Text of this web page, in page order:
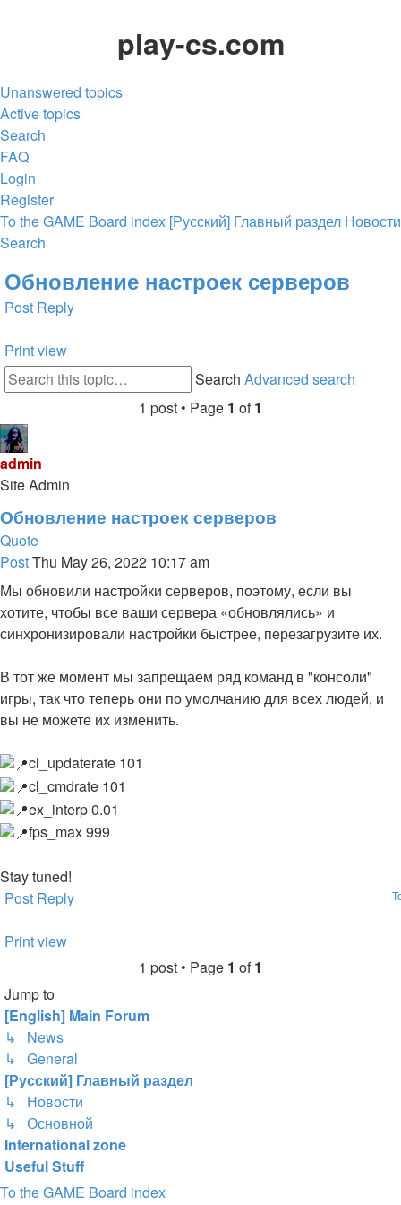
play-cs.com
Unanswered topics
Active topics
Search
FAQ
Login
Register
To the GAME Board index [Русский] Главный раздел Новости
Search
Обновление настроек серверов
Post Reply
Print view
Search Advanced search
1 post • Page 1 of1
admin
Site Admin
Обновление настроек серверов
Quote
PostThu May 26, 2022 10:17 am
Мы обновили настройки серверов, поэтому, если вы
хотите, чтобы все ваши сервера «обновлялись» и
синхронизировали настройки быстрее, перезагрузите их.
В тот же момент мы запрещаем ряд команд в "консоли"
игры, так что теперь они по умолчанию для всех людей, и
вы не можете их изменить.
cl_updaterate 101
cl_cmdrate 101
ex_interp 0.01
fps_max 999
Stay tuned!
Post Reply
Print view
1 post • Page 1 of1
Jump to
[English] Main Forum
↳ News
↳ General
[Русский] Главный раздел
↳ Новости
↳ Основной
International zone
Useful Stuff
To the GAME Board index